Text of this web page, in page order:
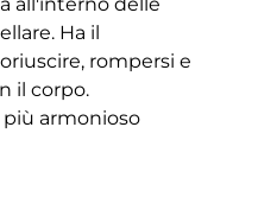
Ha il
rompersi e
il corpo.
armonioso